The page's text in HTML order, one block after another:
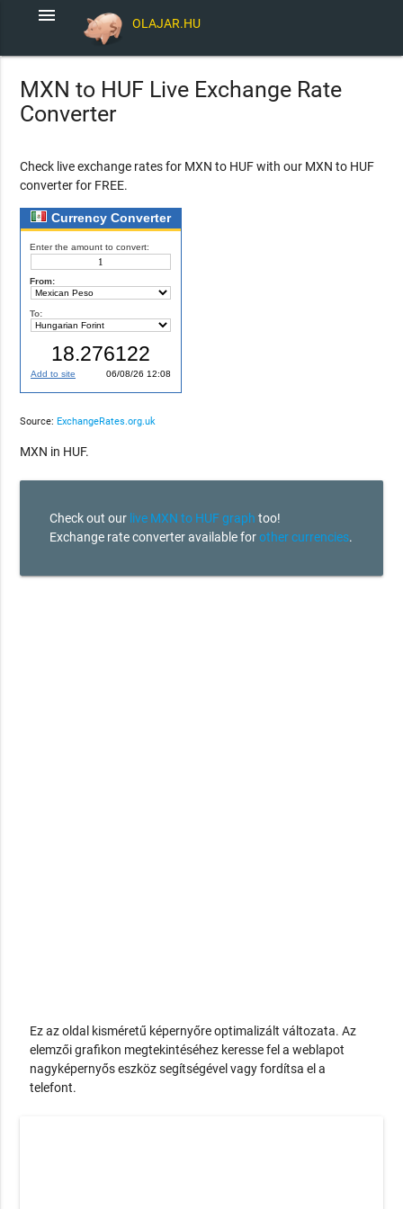
OLAJAR.HU
menu
MXN to HUF Live Exchange Rate
Converter
Check live exchange rates for MXN to HUF with our MXN to HUF
converter for FREE.
Source:ExchangeRates.org.uk
MXN in HUF.
Check out our live MXN to HUF graph too!
Exchange rate converter available forother currencies.
Ez az oldal kisméretű képernyőre optimalizált változata. Az
elemzői grafikon megtekintéséhez keresse fel a weblapot
nagyképernyős eszköz segítségével vagy fordítsa el a
telefont.